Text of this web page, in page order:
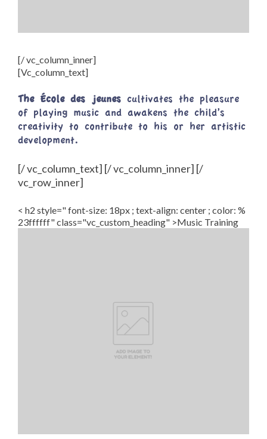
[/ vc_column_inner]
[Vc_column_text]
The École des jeunes cultivates the pleasure
of playing music and awakens the child’s
creativity to contribute to his or her artistic
development.
[/ vc_column_text] [/ vc_column_inner] [/
vc_row_inner]
< h2 style=" font-size: 18px ; text-align: center ; color: %
23ffffff" class="vc_custom_heading" >Music Training